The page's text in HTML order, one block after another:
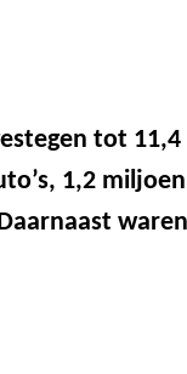
tot 11,4
1,2 miljoen
waren